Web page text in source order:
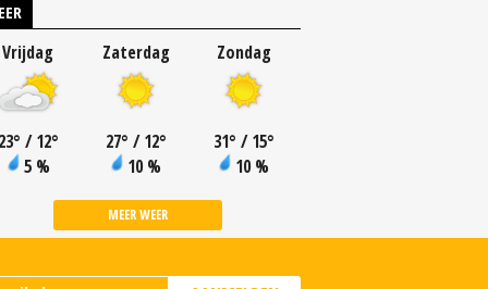
Vrijdag
° / 12°
5 %
Zaterdag
27° / 12°
10 %
Zondag
31° / 15°
10 %
MEER WEER